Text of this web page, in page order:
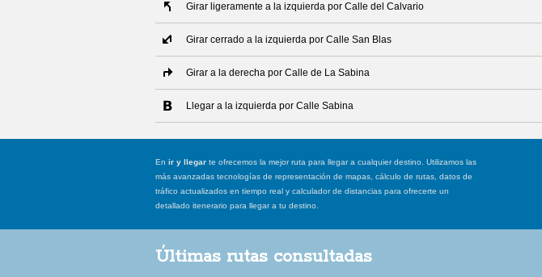
Girar ligeramente a la izquierda por Calle del Calvario
Girar cerrado a la izquierda por Calle San Blas
Girar a la derecha por Calle de La Sabina
Llegar a la izquierda por Calle Sabina
En ir y llegar te ofrecemos la mejor ruta para llegar a cualquier destino. Utilizamos las
más avanzadas tecnologías de representación de mapas, cálculo de rutas, datos de
tráfico actualizados en tiempo real y calculador de distancias para ofrecerte un
detallado itenerario para llegar a tu destino.
Últimas rutas consultadas